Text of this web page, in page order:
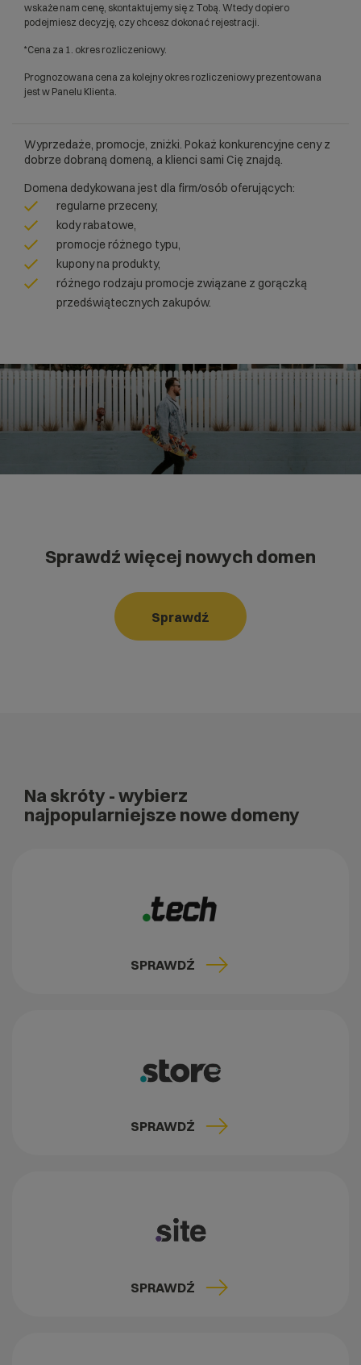
wskaże nam cenę, skontaktujemy się z Tobą. Wtedy dopiero
podejmiesz decyzję, czy chcesz dokonać rejestracji.
*Cena za 1. okres rozliczeniowy.
Prognozowana cena za kolejny okres rozliczeniowy prezentowana
jest w Panelu Klienta.
Wyprzedaże, promocje, zniżki. Pokaż konkurencyjne ceny z
dobrze dobraną domeną, a klienci sami Cię znajdą.
Domena dedykowana jest dla firm/osób oferujących:
regularne przeceny,
kody rabatowe,
promocje różnego typu,
kupony na produkty,
różnego rodzaju promocje związane z gorączką
przedświątecznych zakupów.
Sprawdź więcej nowych domen
Sprawdź
Na skróty - wybierz
najpopularniejsze nowe domeny
SPRAWDŹ
SPRAWDŹ
SPRAWDŹ